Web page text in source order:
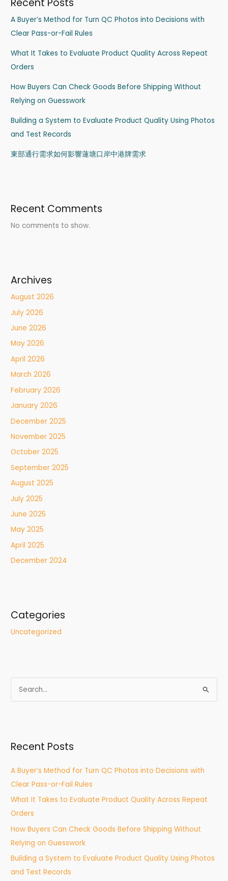
A Buyer’s Method for Turn QC Photos into Decisions with
Clear Pass-or-Fail Rules
What It Takes to Evaluate Product Quality Across Repeat
Orders
How Buyers Can Check Goods Before Shipping Without
Relying on Guesswork
Building a System to Evaluate Product Quality Using Photos
and Test Records
東部通行需求如何影響蓮塘口岸中港牌需求
Recent Comments
No comments to show.
Archives
August 2026
July 2026
June 2026
May 2026
April 2026
March 2026
February 2026
January 2026
December 2025
November 2025
October 2025
September 2025
August 2025
July 2025
June 2025
May 2025
April 2025
December 2024
Categories
Uncategorized
e
c
f
o
r
:
Recent Posts
A Buyer’s Method for Turn QC Photos into Decisions with
Clear Pass-or-Fail Rules
What It Takes to Evaluate Product Quality Across Repeat
Orders
How Buyers Can Check Goods Before Shipping Without
Relying on Guesswork
Building a System to Evaluate Product Quality Using Photos
and Test Records